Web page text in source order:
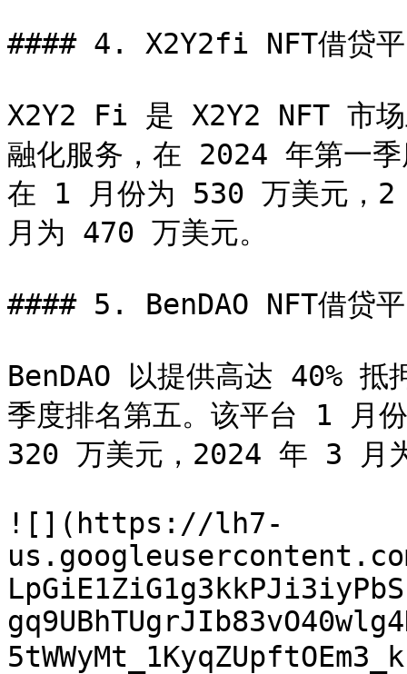
#### 4. X2Y2fi NFT借贷平
X2Y2 Fi 是 X2Y2 NFT 市场
融化服务，在 2024 年第一
在 1 月份为 530 万美元，
月为 470 万美元。
#### 5. BenDAO NFT借贷
BenDAO 以提供高达 40%
季度排名第五。该平台 1 月
320 万美元，2024 年 3 月
![](https://lh7-